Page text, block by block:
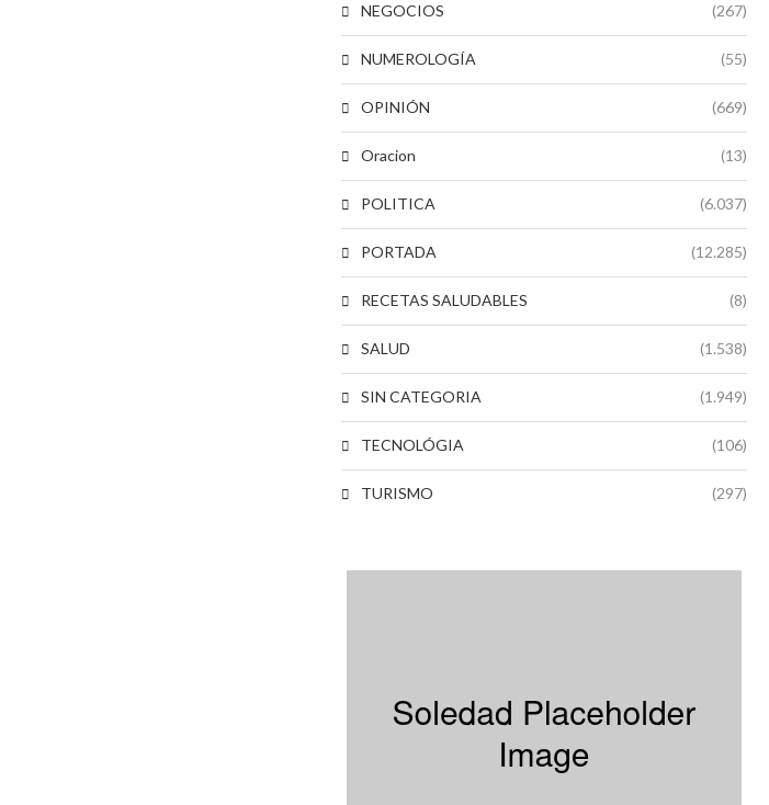
NEGOCIOS (267)
NUMEROLOGÍA (55)
OPINIÓN (669)
Oracion (13)
POLITICA (6.037)
PORTADA (12.285)
RECETAS SALUDABLES (8)
SALUD (1.538)
SIN CATEGORIA (1.949)
TECNOLÓGIA (106)
TURISMO (297)